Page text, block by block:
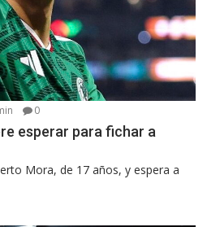
0
esperar para fichar a
Mora, de 17 años, y espera a